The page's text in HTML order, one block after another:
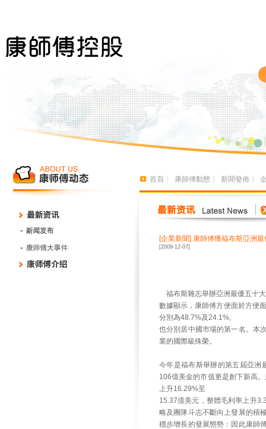
首頁 〉 康師傅動態 〉 新聞發佈 〉
[企業新聞] 康師傅獲福布斯亞洲
[2009-12-07]
福布斯雜志舉辦亞洲最優五十
數據顯示，康師傅方便面於方便
分別為48.7%及24.1%,
也分別居中國市場的第一名。本
業的國際級殊榮。
今年是福布斯舉辦的第五屆亞洲
106億美金的市值更是創下新高
上升16.29%至
15.37億美元，整體毛利率上升
略及團隊斗志不斷向上發展的積
穩步增長的發展態勢﹔因此康師